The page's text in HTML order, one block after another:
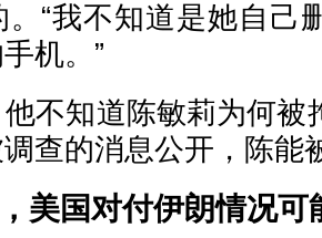
“我不知道是她自己
机。”
不知道陈敏莉为何被
查的消息公开，陈能
美国对付伊朗情况可